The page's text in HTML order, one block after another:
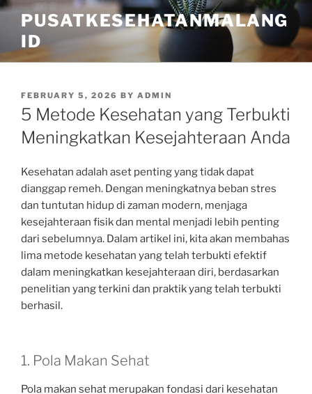
Skip
content
PUSATKESEHATANMALANG
ID
POSTED
ON
FEBRUARY 5, 2026 BY ADMIN
5 Metode Kesehatan yang Terbukti
Meningkatkan Kesejahteraan Anda
Kesehatan adalah aset penting yang tidak dapat
dianggap remeh. Dengan meningkatnya beban stres
dan tuntutan hidup di zaman modern, menjaga
kesejahteraan fisik dan mental menjadi lebih penting
dari sebelumnya. Dalam artikel ini, kita akan membahas
lima metode kesehatan yang telah terbukti efektif
dalam meningkatkan kesejahteraan diri, berdasarkan
penelitian yang terkini dan praktik yang telah terbukti
berhasil.
1. Pola Makan Sehat
Pola makan sehat merupakan fondasi dari kesehatan